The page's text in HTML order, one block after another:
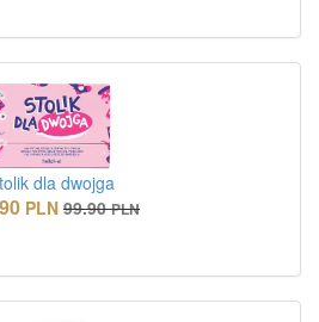
dla dwojga
PLN 99.90 PLN